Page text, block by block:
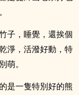
子，睡覺，還挨個
淨，活潑好動，特
萌。
是一隻特別好的熊